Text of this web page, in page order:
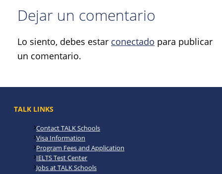
Dejar un comentario
Lo siento, debes estar conectado para publicar
un comentario.
TALK LINKS
Contact TALK Schools
Visa Information
Program Fees and Application
IELTS Test Center
Jobs at TALK Schools